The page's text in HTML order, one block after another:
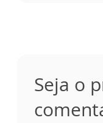
Seja o